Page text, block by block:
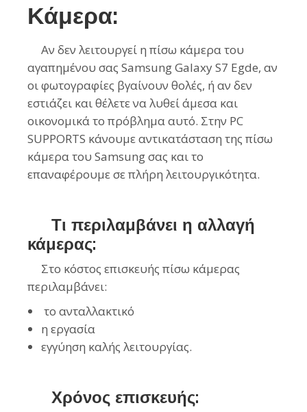
Κάμερα:
Αν δεν λειτουργεί η πίσω κάμερα του
αγαπημένου σας Samsung Galaxy S7 Egde, αν
οι φωτογραφίες βγαίνουν θολές, ή αν δεν
εστιάζει και θέλετε να λυθεί άμεσα και
οικονομικά το πρόβλημα αυτό. Στην PC
SUPPORTS κάνουμε αντικατάσταση της πίσω
κάμερα του Samsungσας και το
επαναφέρουμε σε πλήρη λειτουργικότητα.
Τι περιλαμβάνει η αλλαγή
κάμερας:
Στο κόστος επισκευής πίσω κάμερας
περιλαμβάνει:
το ανταλλακτικό
η εργασία
εγγύηση καλής λειτουργίας.
Χρόνος επισκευής: